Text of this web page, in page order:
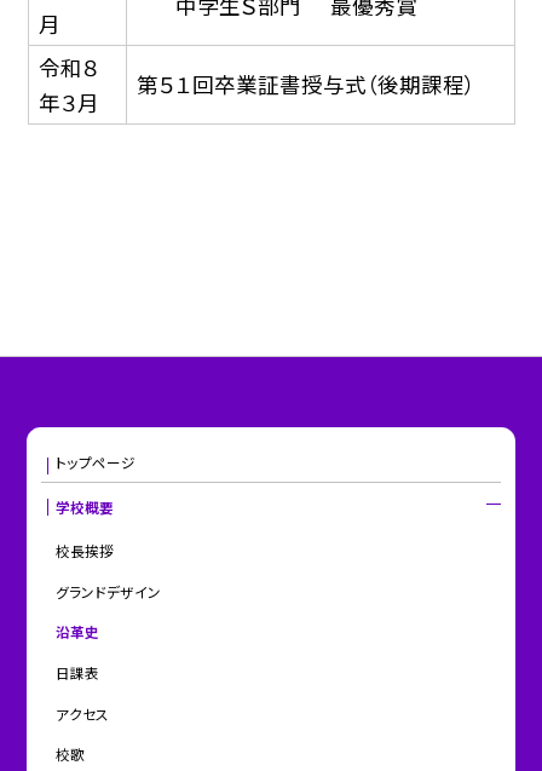
月
令和８
年３月
第５１回卒業証書授与式（後期課程）
トップページ
学校概要
校長挨拶
グランドデザイン
沿革史
日課表
アクセス
校歌